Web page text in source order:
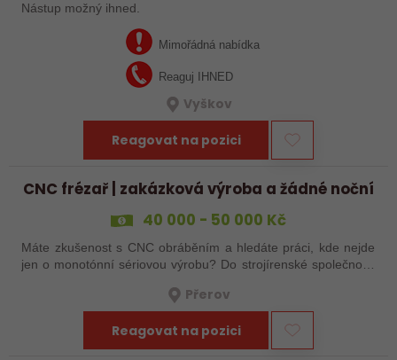
Nástup možný ihned.
Mimořádná nabídka
Reaguj IHNED
Vyškov
Reagovat na pozici
CNC frézař | zakázková výroba a žádné noční
40 000 - 50 000 Kč
Máte zkušenost s CNC obráběním a hledáte práci, kde nejde
jen o monotónní sériovou výrobu? Do strojírenské společnosti
Přerov
Reagovat na pozici